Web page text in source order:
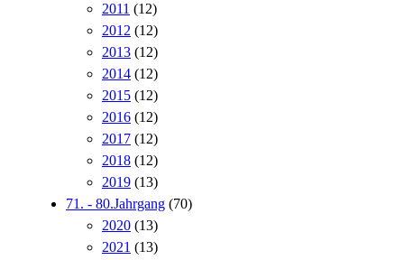
2011 (12)
2012 (12)
2013 (12)
2014 (12)
2015 (12)
2016 (12)
2017 (12)
2018 (12)
2019 (13)
71. - 80.Jahrgang (70)
2020 (13)
2021 (13)